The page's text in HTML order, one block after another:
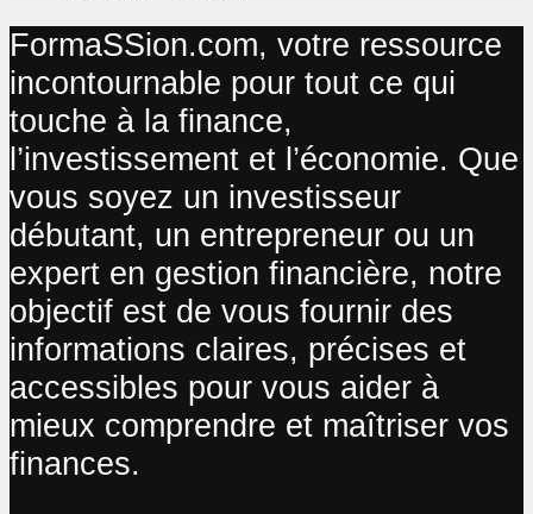
FormaSSion.com, votre ressource
incontournable pour tout ce qui
touche à la finance,
l’investissement et l’économie. Que
vous soyez un investisseur
débutant, un entrepreneur ou un
expert en gestion financière, notre
objectif est de vous fournir des
informations claires, précises et
accessibles pour vous aider à
mieux comprendre et maîtriser vos
finances.